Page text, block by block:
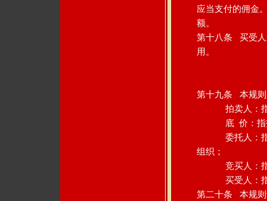
应当支付的佣金
额。
第十八条 买受人
用。
第十九条 本规则
拍卖人：指陕
底 价：指拍
委托人：指委
组织；
竞买人：指参
买受人：指以
第二十条 本规则